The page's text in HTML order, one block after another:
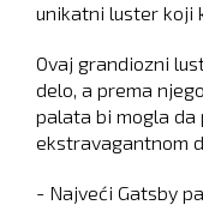
unikatni luster koji
Ovaj grandiozni
delo, a prema
palata bi mogla da
ekstravagantnom
- Najveći Gatsby